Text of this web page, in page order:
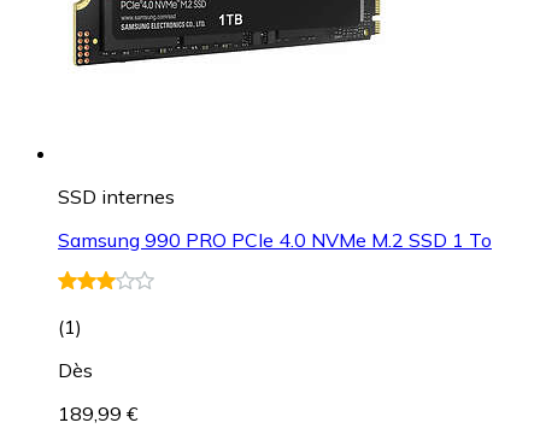
SSD internes
Samsung 990 PRO PCIe 4.0 NVMe M.2 SSD 1 To
(1)
Dès
189,99 €